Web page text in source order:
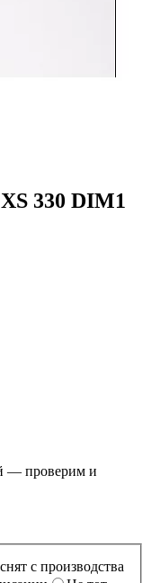
330 DIM1
— проверим и
с производства